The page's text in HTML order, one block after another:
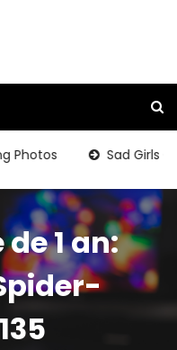
Sad Girls
1 an: